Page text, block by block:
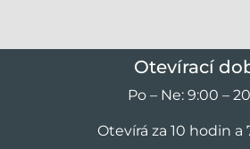
Otevírací
Po – Ne: 9:00 –
Otevírá za 10 hodin a